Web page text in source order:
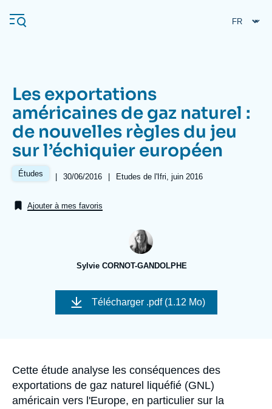
au
contenu
Navigation
principale
L'Ifri
Analyses
Nous soutenir
Les exportations
américaines de gaz naturel :
de nouvelles règles du jeu
sur l’échiquier européen
Études |
Date
publication
30/06/2016 | Références
Etudes de l'Ifri, juin 2016
Ajouter à mes favoris
Sylvie CORNOT-GANDOLPHE
Image
couverture
Télécharger .pdf (1.12 Mo)
Accroche
Cette étude analyse les conséquences des
exportations de gaz naturel liquéfié (GNL)
américain vers l'Europe, en particulier sur la